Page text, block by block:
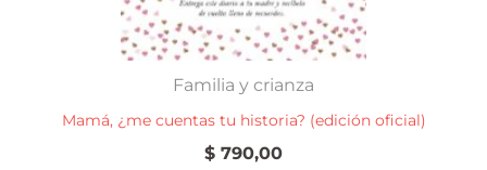
Familia y crianza
Mamá, ¿me cuentas tu historia? (edición oficial)
$ 790,00